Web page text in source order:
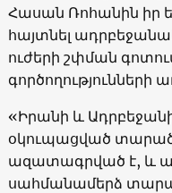
Հասան Ռոհանին իր
հայտնել
ուժերի շփման
գործողությունների
«Իրանի և
օկուպացված
ազատագրված է, և
սահմանամերձ